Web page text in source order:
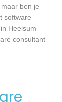
ben je
software
Heelsum
consultant